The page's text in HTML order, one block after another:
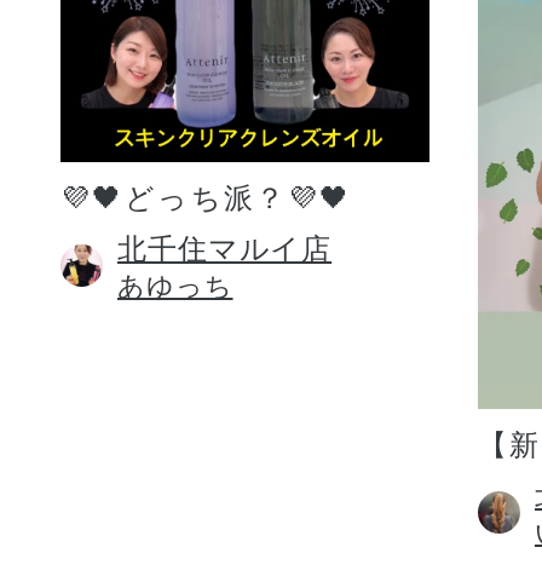
💜🖤どっち派？💜🖤
北千住マルイ店
あゆっち
【